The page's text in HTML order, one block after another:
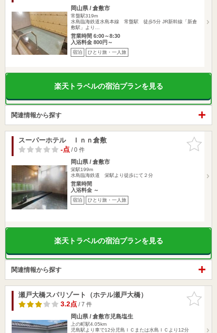
岡山県 / 倉敷市
常盤駅319m
水島臨海鉄道水島本線 常盤駅 徒歩5分 JR新幹線「新倉
敷駅」より…
営業時間 6:00～8:30
入浴料金 800円～
宿泊 ひとり旅・一人旅
楽天トラベルの宿泊プランを見る
関連情報から探す
お気に入
りに追加
スーパーホテル Ｉｎｎ倉敷
-点/ 0 件
岡山県 / 倉敷市
栄駅199m
水島臨海鉄道 栄駅より徒歩にて２分
営業時間
入浴料金 ～
宿泊 ひとり旅・一人旅
楽天トラベルの宿泊プランを見る
関連情報から探す
お気に入
りに追加
瀬戸大橋スパリゾート（ホテル瀬戸大橋）
3.2点/ 7 件
岡山県 / 倉敷市児島塩生
上の町駅4.05km
児島駅より車で12分児島ＩＣまたは水島ＩＣより12分